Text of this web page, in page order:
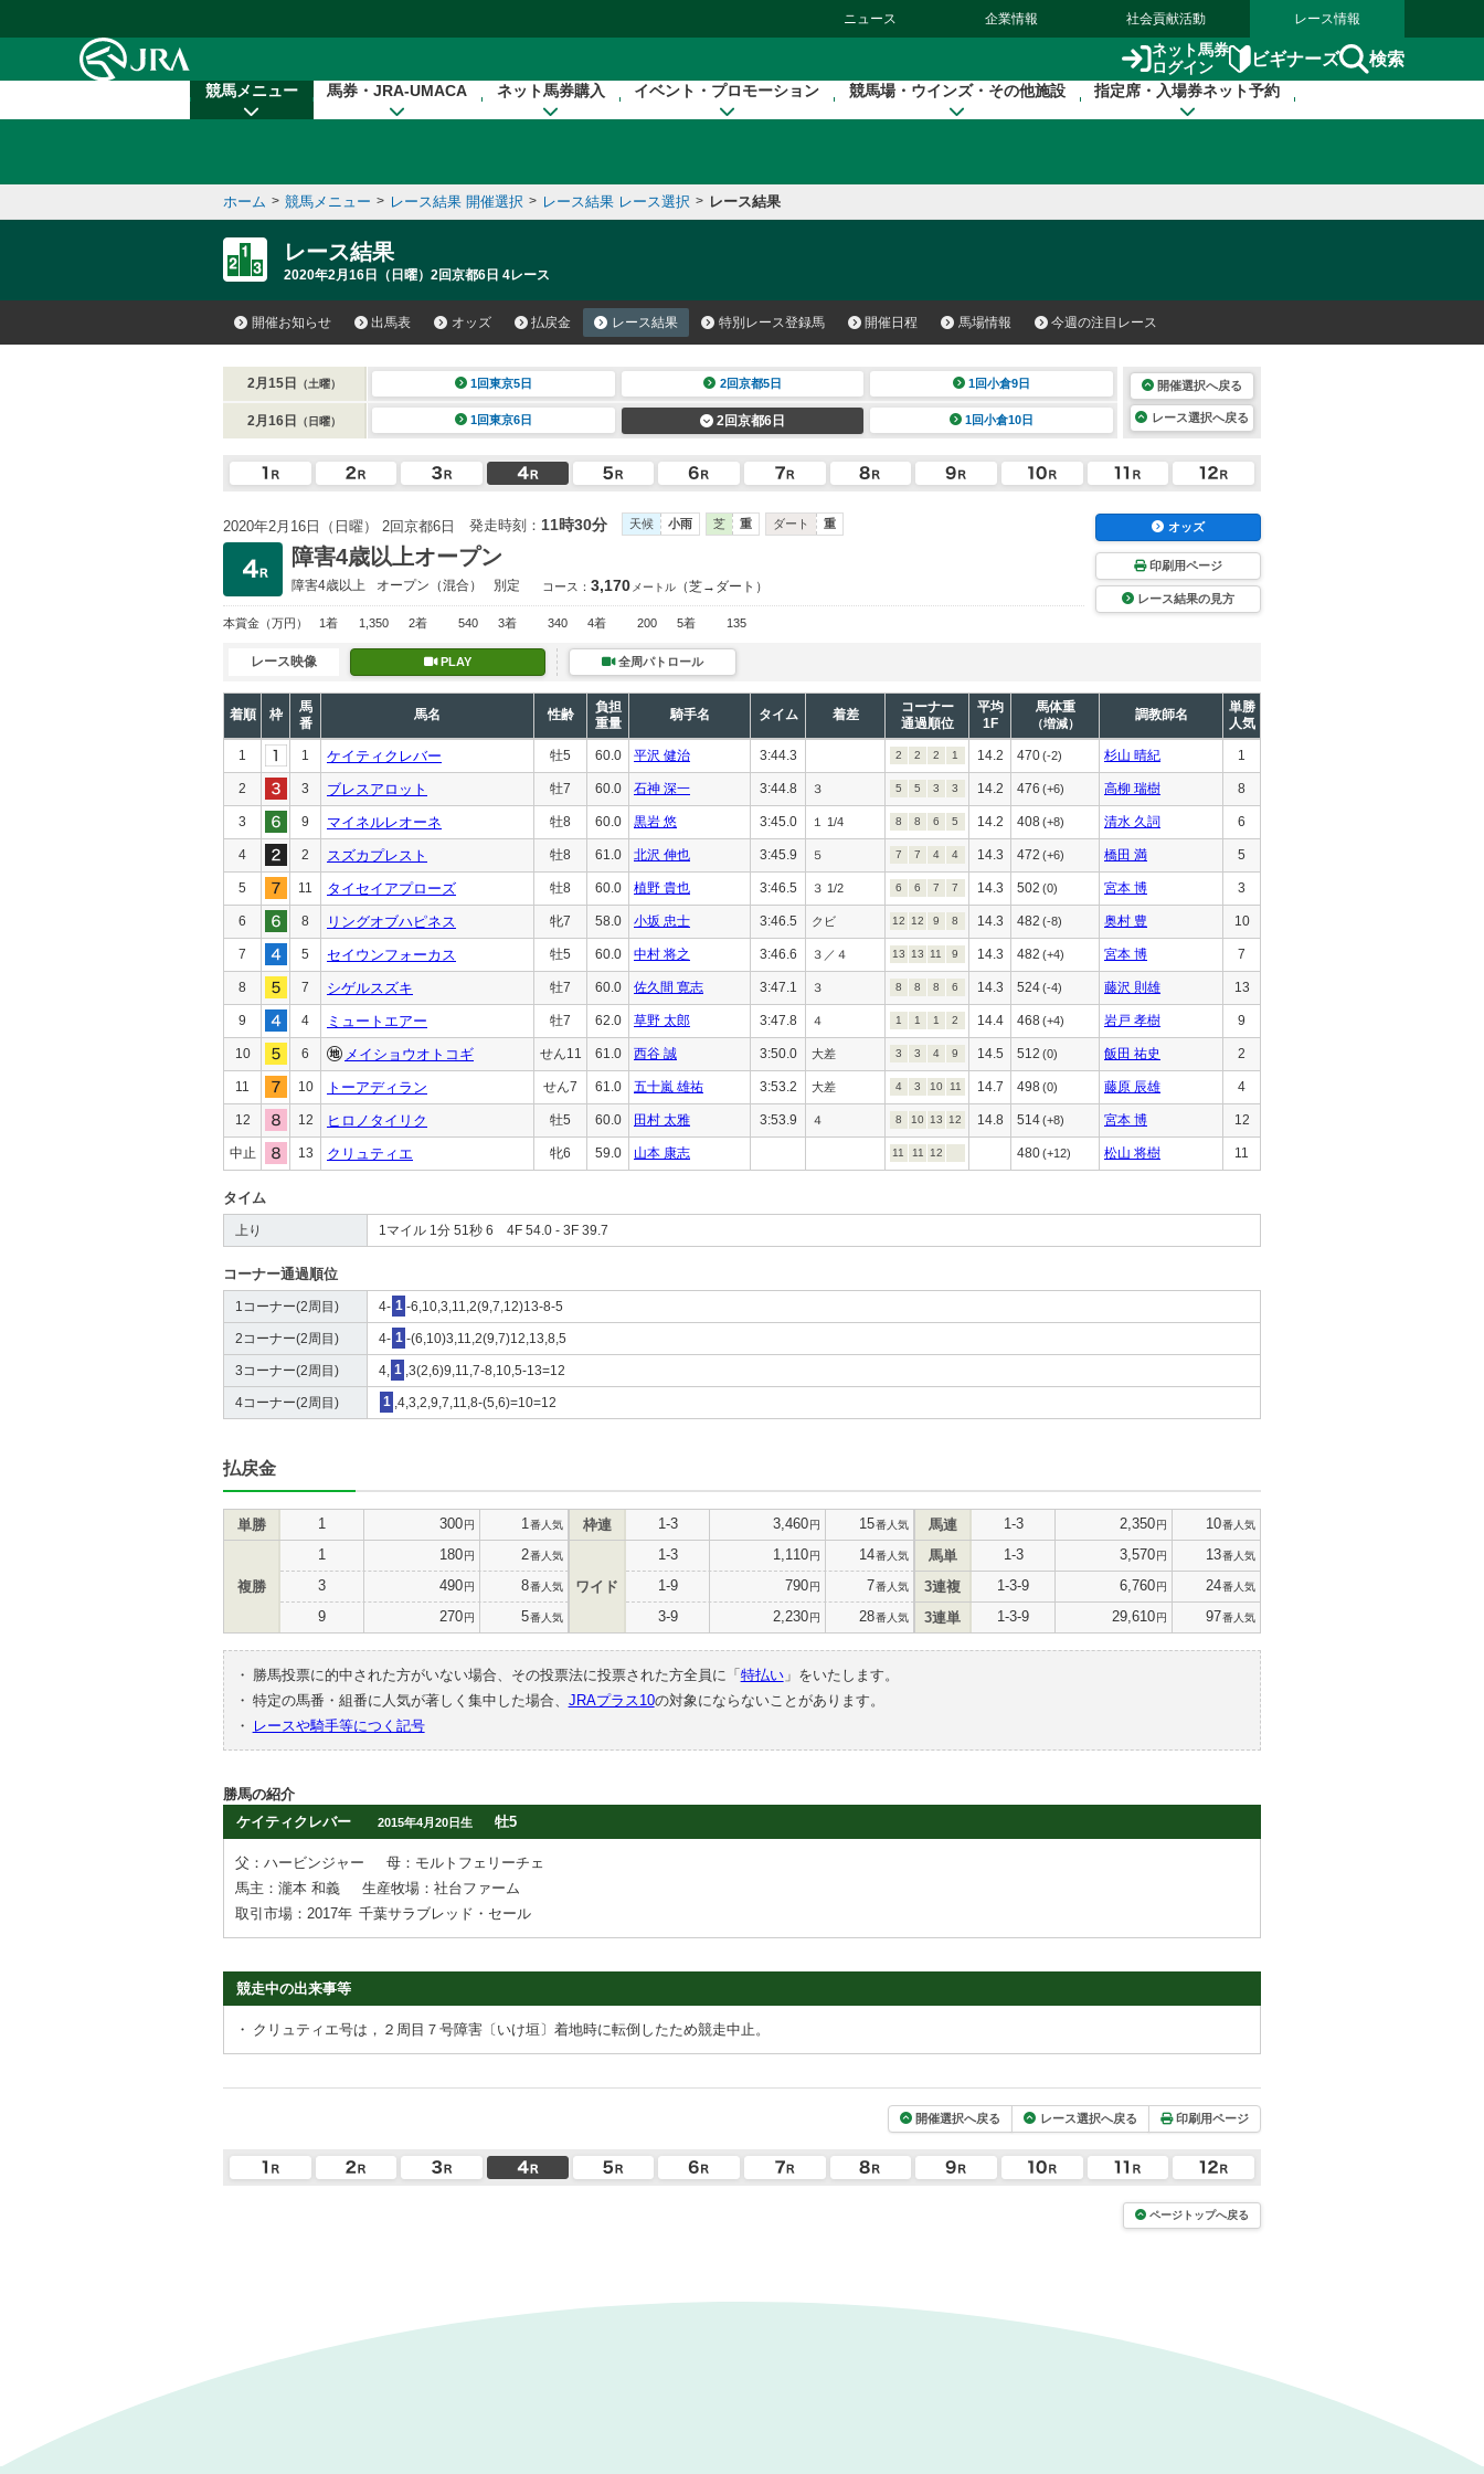
ニュース 企業情報 社会貢献活動 レース情報
ネット馬券
ログイン
ビギナーズ 検索
競馬メニュー 馬券・JRA-UMACA ネット馬券購入 イベント・プロモーション 競馬場・ウインズ・その他施設 指定席・入場券ネット予約
ホーム > 競馬メニュー > レース結果 開催選択 > レース結果 レース選択 > レース結果
レース結果
2020年2月16日（日曜）2回京都6日 4レース
開催お知らせ 出馬表 オッズ 払戻金 レース結果 特別レース登録馬 開催日程 馬場情報 今週の注目レース
2月15日 （土曜） 1回東京5日 2回京都5日 1回小倉9日
2月16日 （日曜） 1回東京6日 2回京都6日 1回小倉10日
開催選択へ戻る
レース選択へ戻る
2020年2月16日（日曜） 2回京都6日 発走時刻： 11時30分 天候 小雨 芝 重 ダート 重
障害4歳以上オープン
障害4歳以上 オープン （混合） 別定 コース： 3,170 メートル （芝→ダート）
本賞金 （万円） 1着 1,350 2着 540 3着 340 4着 200 5着 135
オッズ
印刷用ページ
レース結果の見方
レース映像 PLAY 全周パトロール
着順 枠
馬
番
馬名 性齢
負担
重量
騎手名 タイム 着差
コーナー
通過順位
平均
1F
馬体重
（増減）
調教師名
単勝
人気
1 1 ケイティクレバー 牡5 60.0 平沢 健治 3:44.3 2 2 2 1 14.2 470(-2) 杉山 晴紀 1
2 3 ブレスアロット 牡7 60.0 石神 深一 3:44.8 ３ 5 5 3 3 14.2 476 (+6) 高柳 瑞樹 8
3 9 マイネルレオーネ 牡8 60.0 黒岩 悠 3:45.0 １ 1/4 8 8 6 5 14.2 408(+8) 清水 久詞 6
4 2 スズカプレスト 牡8 61.0 北沢 伸也 3:45.9 ５ 7 7 4 4 14.3 472 (+6) 橋田 満 5
5 11 タイセイアプローズ 牡8 60.0 植野 貴也 3:46.5 ３ 1/2 6 6 7 7 14.3 502 (0) 宮本 博 3
6 8 リングオブハピネス 牝7 58.0 小坂 忠士 3:46.5 クビ 12 12 9 8 14.3 482 (-8) 奥村 豊 10
7 5 セイウンフォーカス 牡5 60.0 中村 将之 3:46.6 ３／４ 13 13 11 9 14.3 482 (+4) 宮本 博 7
8 7 シゲルスズキ 牡7 60.0 佐久間 寛志 3:47.1 ３ 8 8 8 6 14.3 524(-4) 藤沢 則雄 13
9 4 ミュートエアー 牡7 62.0 草野 太郎 3:47.8 ４ 1 1 1 2 14.4 468(+4) 岩戸 孝樹 9
10 6 メイショウオトコギ せん11 61.0 西谷 誠 3:50.0 大差 3 3 4 9 14.5 512 (0) 飯田 祐史 2
11 10 トーアディラン せん7 61.0 五十嵐 雄祐 3:53.2 大差 4 3 10 11 14.7 498(0) 藤原 辰雄 4
12 12 ヒロノタイリク 牡5 60.0 田村 太雅 3:53.9 ４ 8 10 13 12 14.8 514(+8) 宮本 博 12
中止 13 クリュティエ 牝6 59.0 山本 康志 11 11 12 480(+12) 松山 将樹 11
タイム
上り 1マイル 1分 51秒 6 4F 54.0 - 3F 39.7
コーナー通過順位
1コーナー(2周目) 4- 1 -6,10,3,11,2(9,7,12)13-8-5
2コーナー(2周目) 4- 1 -(6,10)3,11,2(9,7)12,13,8,5
3コーナー(2周目) 4, 1 ,3(2,6)9,11,7-8,10,5-13=12
4コーナー(2周目) 1 ,4,3,2,9,7,11,8-(5,6)=10=12
払戻金
単勝 1 300円 1 番人気
複勝
1 180円 2番人気
3 490円 8番人気
9 270円 5番人気
枠連 1-3 3,460円 15番人気
ワイド
1-3 1,110円 14番人気
1-9 790円 7番人気
3-9 2,230円 28番人気
馬連 1-3 2,350円 10番人気
馬単 1-3 3,570円 13番人気
3連複 1-3-9 6,760円 24番人気
3連単 1-3-9 29,610円 97番人気
・ 勝馬投票に的中された方がいない場合、その投票法に投票された方全員に「 特払い」をいたします。
・ 特定の馬番・組番に人気が著しく集中した場合、 JRAプラス10の対象にならないことがあります。
・
レースや騎手等につく記号
勝馬の紹介
ケイティクレバー
2015年4月20日生 牡5
父：ハービンジャー
母：モルトフェリーチェ
馬主：瀧本 和義
生産牧場：社台ファーム
取引市場：2017年 千葉サラブレッド・セール
競走中の出来事等
・ クリュティエ号は，２周目７号障害〔いけ垣〕着地時に転倒したため競走中止。
開催選択へ戻る レース選択へ戻る 印刷用ページ
ページトップへ戻る